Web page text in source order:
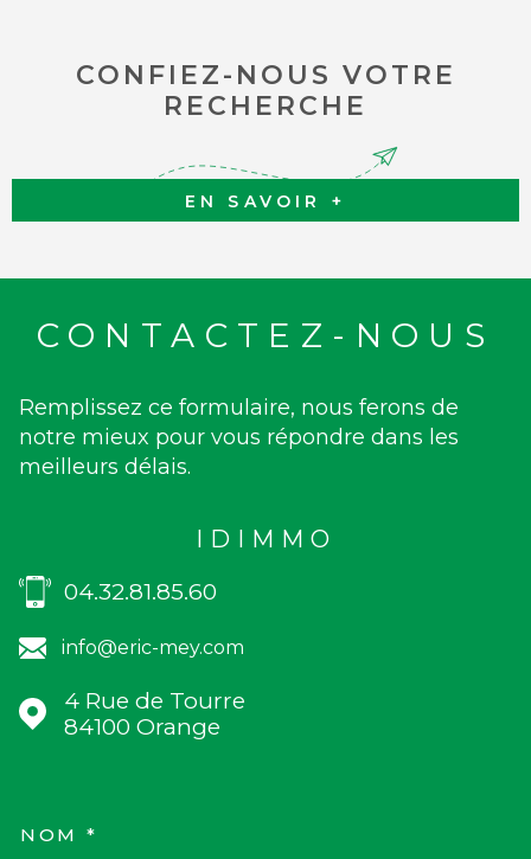
CONFIEZ-NOUS VOTRE
RECHERCHE
EN SAVOIR +
CONTACTEZ-NOUS
Remplissez ce formulaire, nous ferons de
notre mieux pour vous répondre dans les
meilleurs délais.
IDIMMO
04.32.81.85.60
info@eric-mey.com
4 Rue de Tourre
84100
Orange
NOM *